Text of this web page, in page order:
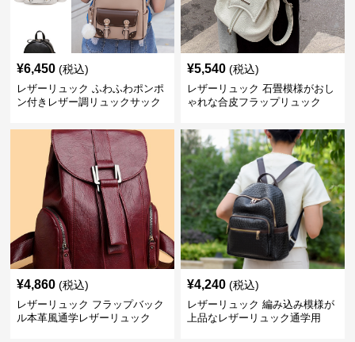
¥6,450 (税込)
レザーリュック ふわふわポンポ
ン付きレザー調リュックサック
¥5,540 (税込)
レザーリュック 石畳模様がおし
ゃれな合皮フラップリュック
¥4,860 (税込)
レザーリュック フラップバック
ル本革風通学レザーリュック
¥4,240 (税込)
レザーリュック 編み込み模様が
上品なレザーリュック通学用